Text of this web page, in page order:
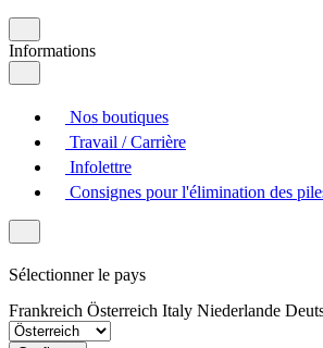
Informations
Nos boutiques
Travail / Carrière
Infolettre
Consignes pour l'élimination des
Sélectionner le pays
Frankreich Österreich Italy Niederlande